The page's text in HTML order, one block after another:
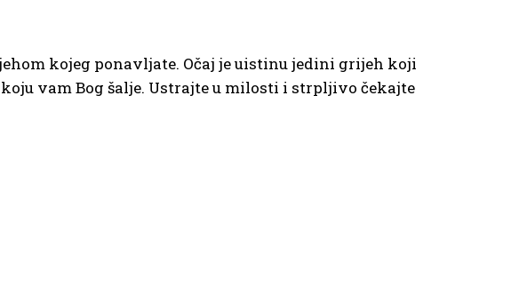
kojeg ponavljate. Očaj je uistinu jedini grijeh koji
vam Bog šalje. Ustrajte u milosti i strpljivo čekajte